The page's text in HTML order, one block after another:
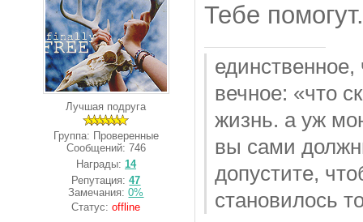
Лучшая подруга
Группа: Проверенные
Сообщений: 746
Награды: 14
Репутация:47
Замечания:0%
Статус:offline
Тебе
вечное: «что
жизнь. а уж
вы сами
допустите,
становилось